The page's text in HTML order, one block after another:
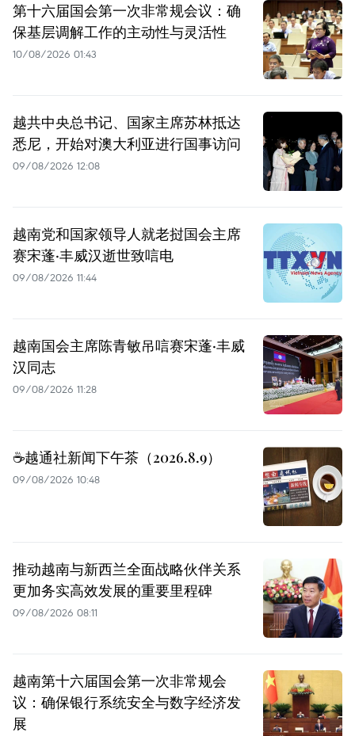
第十六届国会第一次非常规会议：确
保基层调解工作的主动性与灵活性
10/08/2026 01:43
越共中央总书记、国家主席苏林抵达
悉尼，开始对澳大利亚进行国事访问
09/08/2026 12:08
越南党和国家领导人就老挝国会主席
赛宋蓬·丰威汉逝世致唁电
09/08/2026 11:44
越南国会主席陈青敏吊唁赛宋蓬·丰威
汉同志
09/08/2026 11:28
☕️越通社新闻下午茶（2026.8.9）
09/08/2026 10:48
推动越南与新西兰全面战略伙伴关系
更加务实高效发展的重要里程碑
09/08/2026 08:11
越南第十六届国会第一次非常规会
议：确保银行系统安全与数字经济发
展